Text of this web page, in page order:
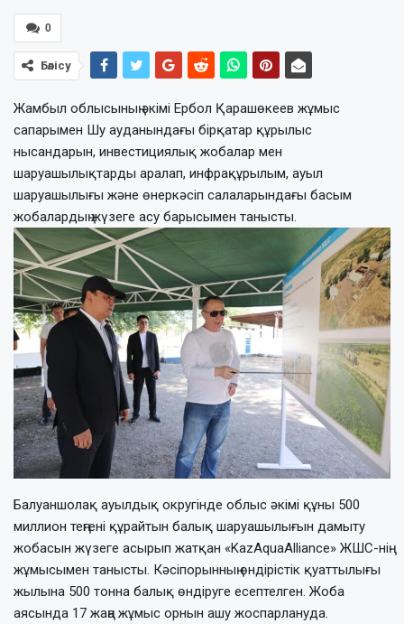
0
Бөлісу
Жамбыл облысының әкімі Ербол Қарашөкеев жұмыс
сапарымен Шу ауданындағы бірқатар құрылыс
нысандарын, инвестициялық жобалар мен
шаруашылықтарды аралап, инфрақұрылым, ауыл
шаруашылығы және өнеркәсіп салаларындағы басым
жобалардың жүзеге асу барысымен танысты.
Балуаншолақ ауылдық округінде облыс әкімі құны 500
миллион теңгені құрайтын балық шаруашылығын дамыту
жобасын жүзеге асырып жатқан «KazAquaAlliance» ЖШС-нің
жұмысымен танысты. Кәсіпорынның өндірістік қуаттылығы
жылына 500 тонна балық өндіруге есептелген. Жоба
аясында 17 жаңа жұмыс орнын ашу жоспарлануда.